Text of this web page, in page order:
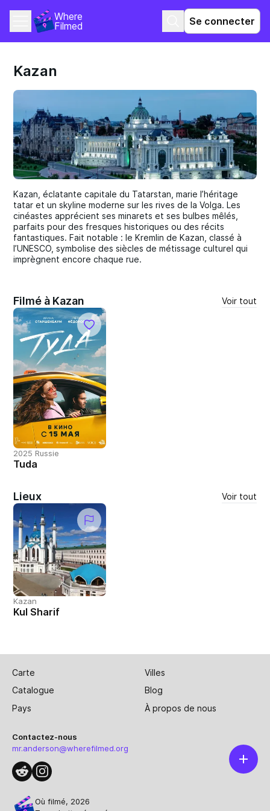
Where
Filmed
Se connecter
Kazan
Kazan, éclatante capitale du Tatarstan, marie l’héritage
tatar et un skyline moderne sur les rives de la Volga. Les
cinéastes apprécient ses minarets et ses bulbes mêlés,
parfaits pour des fresques historiques ou des récits
fantastiques. Fait notable : le Kremlin de Kazan, classé à
l’UNESCO, symbolise des siècles de métissage culturel qui
imprègnent encore chaque rue.
Filmé à Kazan Voir tout
2025 Russie
Tuda
Lieux Voir tout
Kazan
Kul Sharif
Carte
Villes
Catalogue
Blog
Pays
À propos de nous
Contactez-nous
mr.anderson@wherefilmed.org
Où filmé, 2026